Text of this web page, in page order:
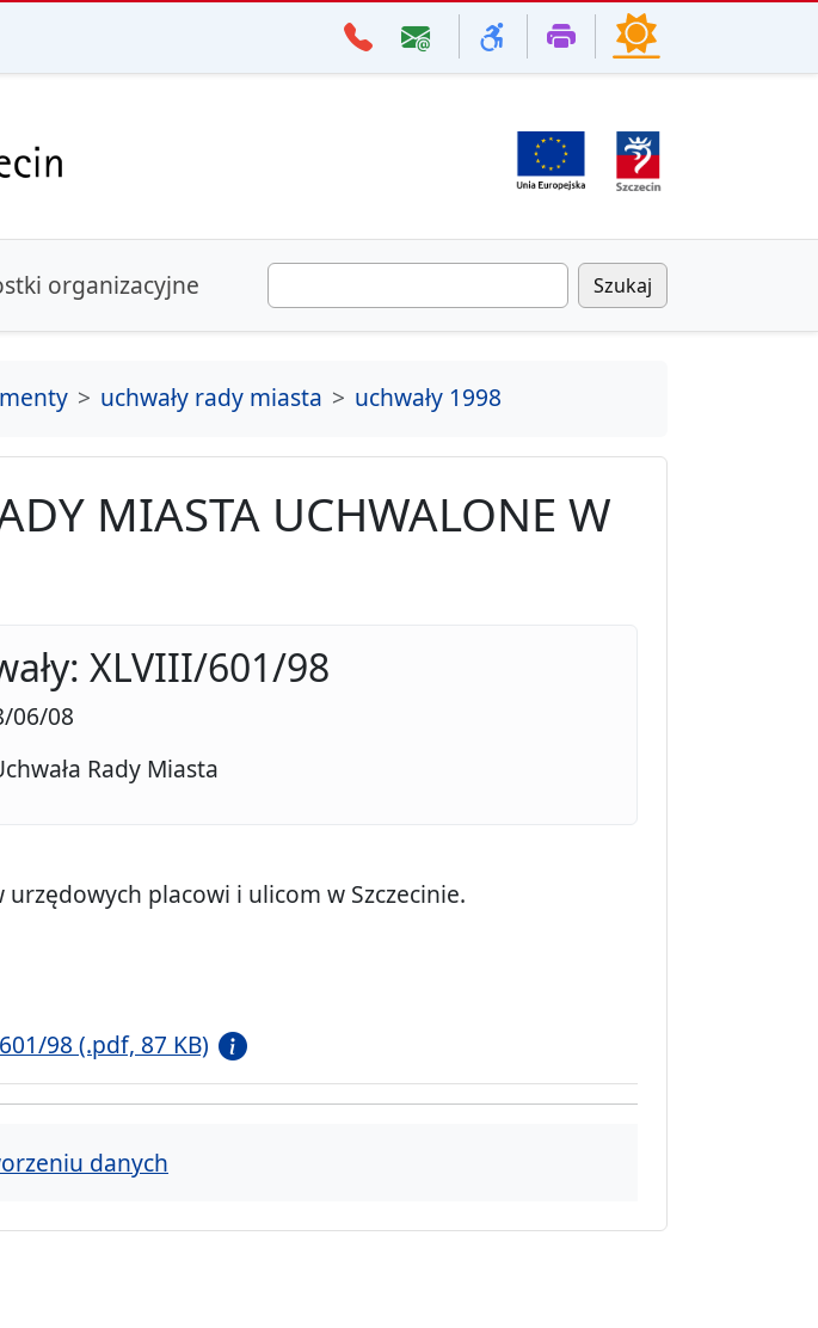
organizacyjne Szukaj
uchwały rady miasta uchwały 1998
MIASTA UCHWALONE W
XLVIII/601/98
06/08
Rady Miasta
placowi i ulicom w Szczecinie.
98 (.pdf, 87 KB)
danych